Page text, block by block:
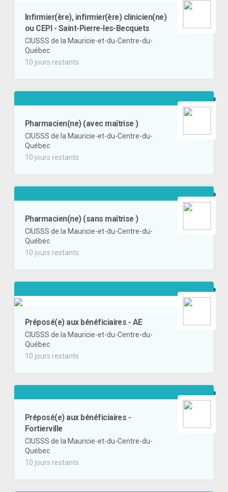
Infirmier(ère), infirmier(ère) clinicien(ne)
ou CEPI - Saint-Pierre-les-Becquets
CIUSSS de la Mauricie-et-du-Centre-du-
Québec
10 jours restants
Pharmacien(ne) (avec maîtrise )
CIUSSS de la Mauricie-et-du-Centre-du-
Québec
10 jours restants
Pharmacien(ne) (sans maîtrise )
CIUSSS de la Mauricie-et-du-Centre-du-
Québec
10 jours restants
Préposé(e) aux bénéficiaires - AE
CIUSSS de la Mauricie-et-du-Centre-du-
Québec
10 jours restants
Préposé(e) aux bénéficiaires -
Fortierville
CIUSSS de la Mauricie-et-du-Centre-du-
Québec
10 jours restants